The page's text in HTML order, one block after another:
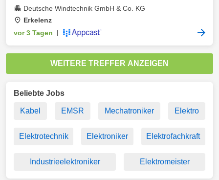
Deutsche Windtechnik GmbH & Co. KG
Erkelenz
vor 3 Tagen
WEITERE TREFFER ANZEIGEN
Beliebte Jobs
Kabel EMSR Mechatroniker Elektro
Elektrotechnik Elektroniker Elektrofachkraft
Industrieelektroniker Elektromeister